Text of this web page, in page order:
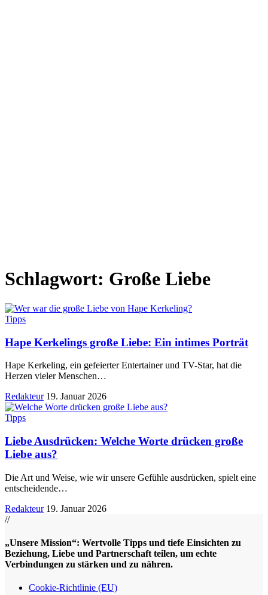
Schlagwort: Große Liebe
Tipps
Hape Kerkelings große Liebe: Ein intimes Porträt
Hape Kerkeling, ein gefeierter Entertainer und TV-Star, hat die
Herzen vieler Menschen…
Redakteur 19. Januar 2026
Tipps
Liebe Ausdrücken: Welche Worte drücken große
Liebe aus?
Die Art und Weise, wie wir unsere Gefühle ausdrücken, spielt eine
entscheidende…
Redakteur 19. Januar 2026
//
„Unsere Mission“: Wertvolle Tipps und tiefe Einsichten zu
Beziehung, Liebe und Partnerschaft teilen, um echte
Verbindungen zu stärken und zu nähren.
Cookie-Richtlinie (EU)